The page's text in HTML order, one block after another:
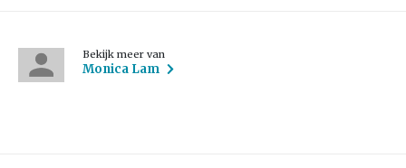
Bekijk meer van
Monica Lam